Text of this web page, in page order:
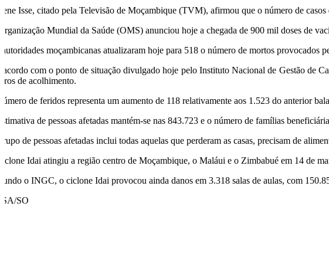
Isse, citado pela Televisão de Moçambique (TVM), afirmou que o número de casos
Mundial da Saúde (OMS) anunciou hoje a chegada de 900 mil doses de
moçambicanas atualizaram hoje para 518 o número de mortos provocados
acordo com o ponto de situação divulgado hoje pelo Instituto Nacional de Gestão de
de acolhimento.
de feridos representa um aumento de 118 relativamente aos 1.523 do anterior
de pessoas afetadas mantém-se nas 843.723 e o número de famílias
de pessoas afetadas inclui todas aquelas que perderam as casas, precisam de
Idai atingiu a região centro de Moçambique, o Maláui e o Zimbabué em 14 de
o INGC, o ciclone Idai provocou ainda danos em 3.318 salas de aulas, com
SO